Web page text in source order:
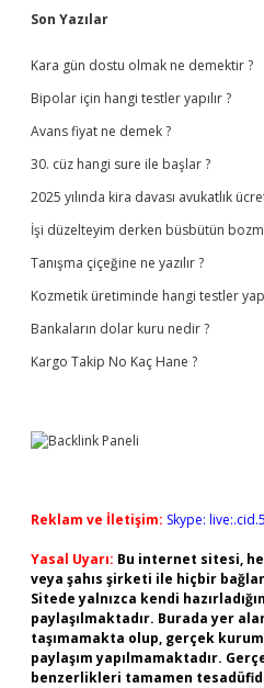
Sidebar
Son Yazılar
Kara gün dostu olmak ne demektir ?
Bipolar için hangi testler yapılır ?
Avans fiyat ne demek ?
30. cüz hangi sure ile başlar ?
2025 yılında kira davası avukatlık
İşi düzelteyim derken büsbütün
Tanışma çiçeğine ne yazılır ?
Kozmetik üretiminde hangi testler
Bankaların dolar kuru nedir ?
Kargo Takip No Kaç Hane ?
Reklam ve İletişim: Skype:
Yasal Uyarı: Bu internet sitesi,
veya şahıs şirketi ile hiçbir
Sitede yalnızca kendi
paylaşılmaktadır. Burada yer
taşımamakta olup, gerçek
paylaşım yapılmamaktadır.
benzerlikleri tamamen